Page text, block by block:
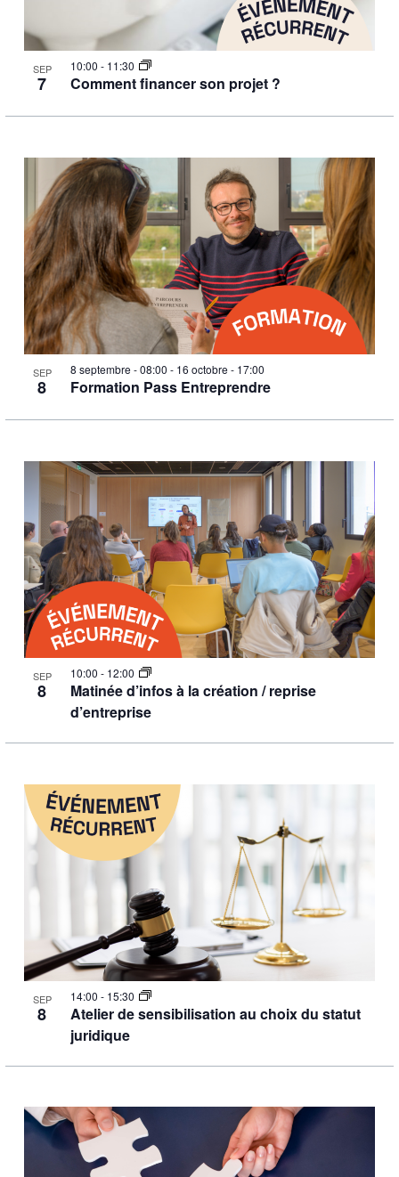
SEP
7
10:00- 11:30
Comment financer son projet ?
SEP
8
8 septembre - 08:00 - 16 octobre - 17:00
Formation Pass Entreprendre
SEP
8
10:00- 12:00
Matinée d’infos à la création / reprise
d’entreprise
SEP
8
14:00- 15:30
Atelier de sensibilisation au choix du statut
juridique